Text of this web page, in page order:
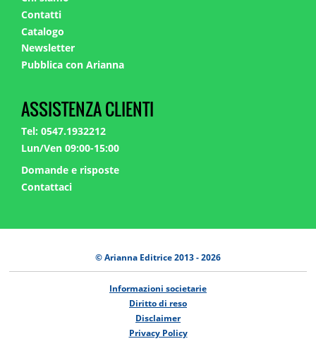
Contatti
Catalogo
Newsletter
Pubblica con Arianna
ASSISTENZA CLIENTI
Tel: 0547.1932212
Lun/Ven 09:00-15:00
Domande e risposte
Contattaci
© Arianna Editrice 2013 - 2026
Informazioni societarie
Diritto di reso
Disclaimer
Privacy Policy